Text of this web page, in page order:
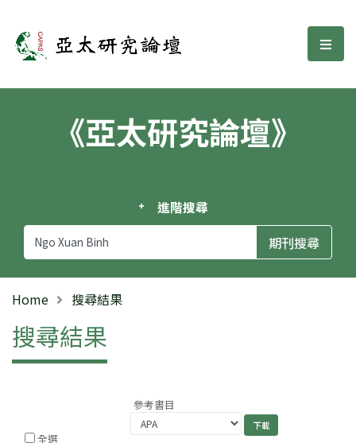
亞太研究論壇 選
《亞太研究論壇》
進階搜尋
Home 搜尋結果
搜尋結果
全選
參考書目